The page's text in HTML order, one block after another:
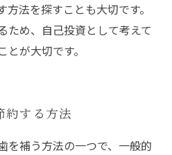
法を探すことも大切です。
ため、自己投資として考えて
が大切です。
約する方法
を補う方法の一つで、一般的